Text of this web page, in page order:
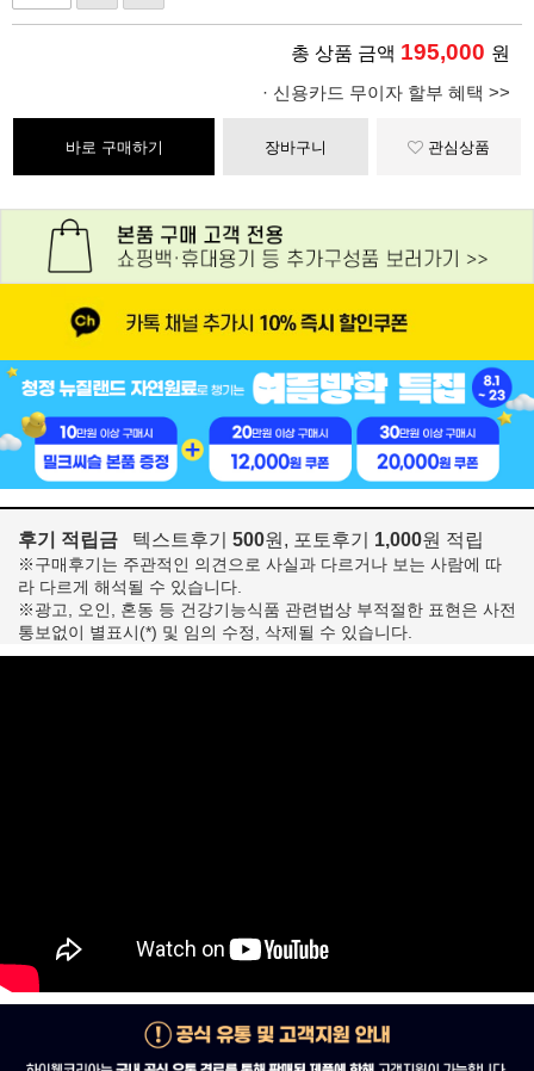
총 상품 금액 195,000 원
· 신용카드 무이자 할부 혜택 >>
바로 구매하기 장바구니 관심상품
후기 적립금 텍스트후기 500원, 포토후기 1,000원 적립
※구매후기는 주관적인 의견으로 사실과 다르거나 보는 사람에 따
라 다르게 해석될 수 있습니다.
※광고, 오인, 혼동 등 건강기능식품 관련법상 부적절한 표현은 사전
통보없이 별표시(*) 및 임의 수정, 삭제될 수 있습니다.